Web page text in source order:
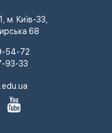
м. Київ-33,
68
54-72
93-33